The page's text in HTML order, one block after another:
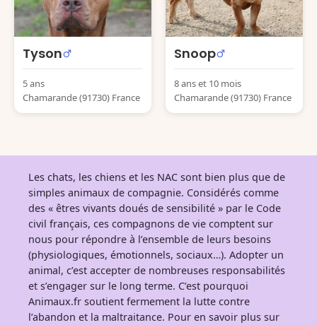
Tyson
5 ans
Chamarande (91730) France
Snoop
8 ans et 10 mois
Chamarande (91730) France
Les chats, les chiens et les NAC sont bien plus que de
simples animaux de compagnie. Considérés comme
des « êtres vivants doués de sensibilité » par le Code
civil français, ces compagnons de vie comptent sur
nous pour répondre à l’ensemble de leurs besoins
(physiologiques, émotionnels, sociaux…). Adopter un
animal, c’est accepter de nombreuses responsabilités
et s’engager sur le long terme. C’est pourquoi
Animaux.fr soutient fermement la lutte contre
l’abandon et la maltraitance. Pour en savoir plus sur